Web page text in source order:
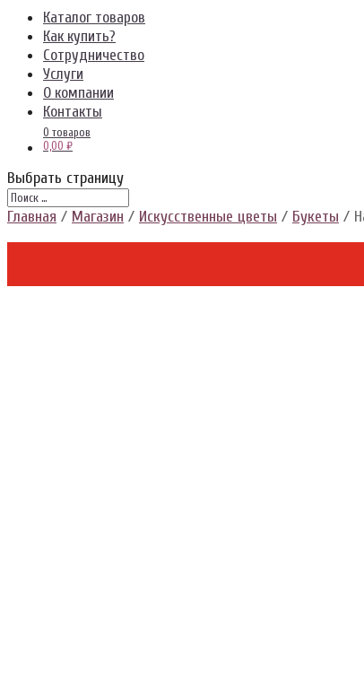
Каталог товаров
Как купить?
Сотрудничество
Услуги
О компании
Контакты
0 товаров
0,00 ₽
Выбрать страницу
Главная / Магазин / Искусственные цветы / Букеты /